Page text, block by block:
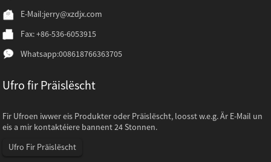
E-Mail:jerry@xzdjx.com
Fax: +86-536-6053915
Whatsapp:008618766363705
Ufro fir Präislëscht
Fir Ufroen iwwer eis Produkter oder Präislëscht, loosst w.e.g. Är E-Mail un
eis a mir kontaktéiere bannent 24 Stonnen.
Ufro Fir Präislëscht